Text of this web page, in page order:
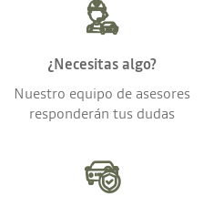
¿Necesitas algo?
Nuestro equipo de asesores
responderán tus dudas